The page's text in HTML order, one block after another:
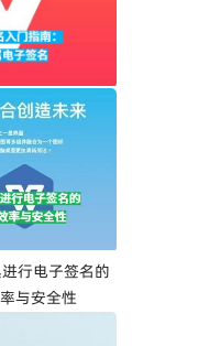
门指南：一步
行电子签名的
与安全性